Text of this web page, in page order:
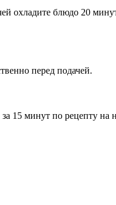
охладите блюдо 20
перед подачей.
15 минут по рецепту на